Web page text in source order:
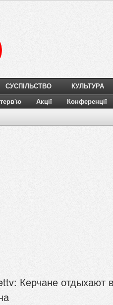
СУСПІЛЬСТВО КУЛЬТУРА
Акції Конференції
Керчане отдыхают